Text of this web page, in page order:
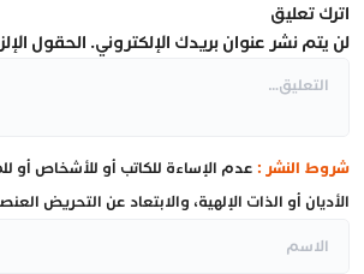
اترك تعليق
لن يتم نشر عنوان بريدك الإلكتروني. الحقول
شروط النشر : عدم الإساءة للكاتب أو للأشخاص أو
الأديان أو الذات الإلهية، والابتعاد عن التحريض